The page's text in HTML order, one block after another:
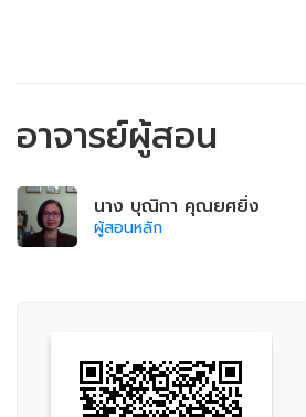
อาจารย์ผู้สอน
นาง บุณิกา คุณยศยิ่ง
ผู้สอนหลัก